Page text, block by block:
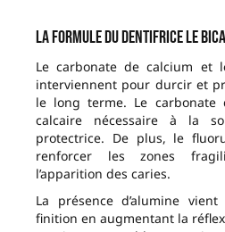
La formule du Dentifrice Le
Le carbonate de calcium et
interviennent pour durcir et
le long terme. Le carbonate
calcaire nécessaire à la
protectrice. De plus, le
renforcer les zones
l’apparition des caries.
La présence d’alumine
finition en augmentant la